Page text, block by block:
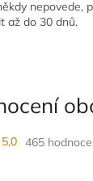
nepovede,
až do 30 dnů.
5,0 465